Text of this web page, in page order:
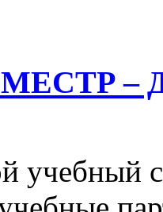
–
учебный